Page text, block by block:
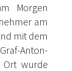
Morgen
am
mit dem
Anton-
Ort wurde